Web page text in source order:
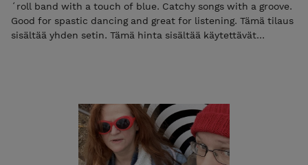
´roll band with a touch of blue. Catchy songs with a groove.
Good for spastic dancing and great for listening. Tämä tilaus
sisältää yhden setin. Tämä hinta sisältää käytettävät